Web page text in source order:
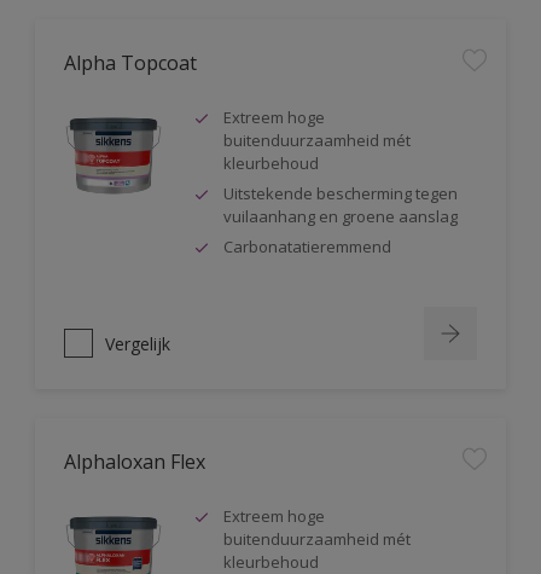
Alpha Topcoat
Extreem hoge
buitenduurzaamheid mét
kleurbehoud
Uitstekende bescherming tegen
vuilaanhang en groene aanslag
Carbonatatieremmend
Vergelijk
Alphaloxan Flex
Extreem hoge
buitenduurzaamheid mét
kleurbehoud